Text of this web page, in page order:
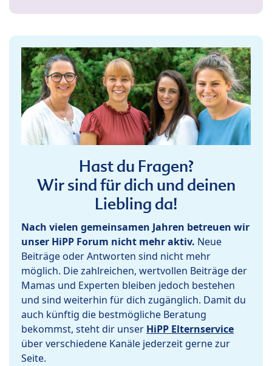
Hast du Fragen?
Wir sind für dich und deinen
Liebling da!
Nach vielen gemeinsamen Jahren betreuen wir
unser HiPP Forum nicht mehr aktiv. Neue
Beiträge oder Antworten sind nicht mehr
möglich. Die zahlreichen, wertvollen Beiträge der
Mamas und Experten bleiben jedoch bestehen
und sind weiterhin für dich zugänglich. Damit du
auch künftig die bestmögliche Beratung
bekommst, steht dir unser HiPP Elternservice
über verschiedene Kanäle jederzeit gerne zur
Seite.